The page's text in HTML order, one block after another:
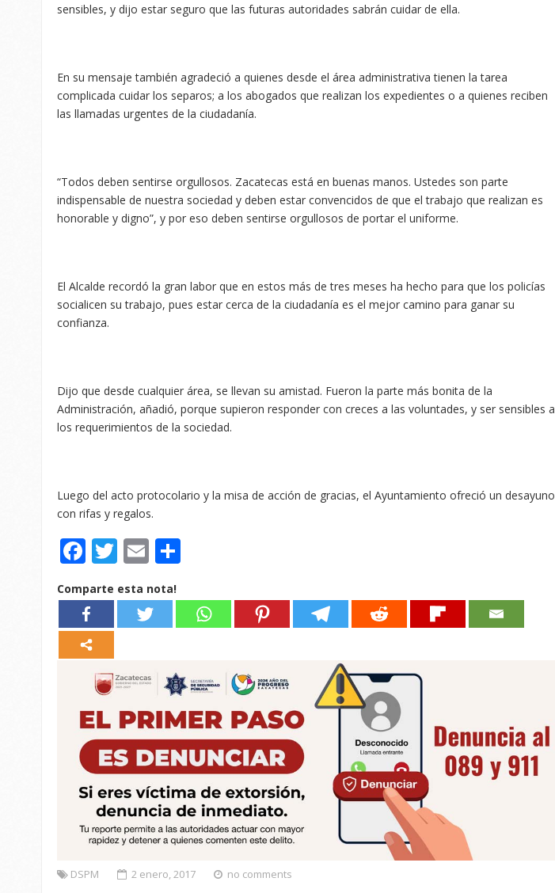
sensibles, y dijo estar seguro que las futuras autoridades sabrán cuidar de ella.
En su mensaje también agradeció a quienes desde el área administrativa tienen la tarea
complicada cuidar los separos; a los abogados que realizan los expedientes o a quienes reciben
las llamadas urgentes de la ciudadanía.
“Todos deben sentirse orgullosos. Zacatecas está en buenas manos. Ustedes son parte
indispensable de nuestra sociedad y deben estar convencidos de que el trabajo que realizan es
honorable y digno”, y por eso deben sentirse orgullosos de portar el uniforme.
El Alcalde recordó la gran labor que en estos más de tres meses ha hecho para que los policías
socialicen su trabajo, pues estar cerca de la ciudadanía es el mejor camino para ganar su
confianza.
Dijo que desde cualquier área, se llevan su amistad. Fueron la parte más bonita de la
Administración, añadió, porque supieron responder con creces a las voluntades, y ser sensibles a
los requerimientos de la sociedad.
Luego del acto protocolario y la misa de acción de gracias, el Ayuntamiento ofreció un desayuno
con rifas y regalos.
Facebook
Twitter
Email
Comparte esta nota!
DSPM 2 enero, 2017 no comments